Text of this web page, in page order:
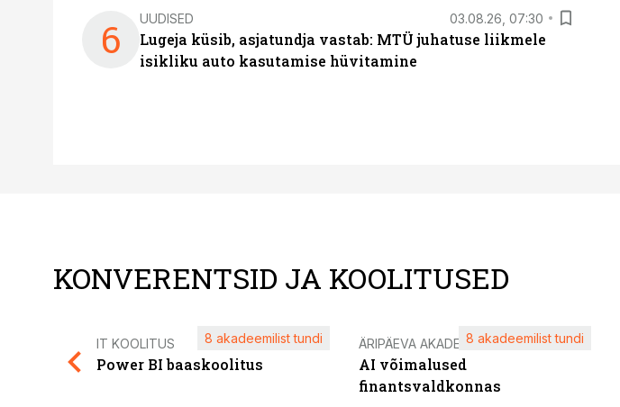
6 UUDISED 03.08.26, 07:30
Lugeja küsib, asjatundja vastab: MTÜ juhatuse liikmele
isikliku auto kasutamise hüvitamine
KONVERENTSID JA KOOLITUSED
IT KOOLITUS
Power BI baaskoolitus
8 akadeemilist tundi ÄRIPÄEVA AKADEEMIA
AI võimalused
finantsvaldkonnas
8 akadeemilist tundi